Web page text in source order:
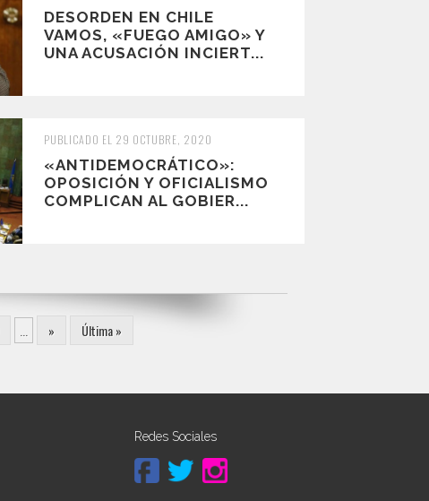
DESORDEN EN CHILE
VAMOS, «FUEGO AMIGO» Y
UNA ACUSACIÓN INCIERT...
PUBLICADO EL 29 OCTUBRE, 2020
«ANTIDEMOCRÁTICO»:
OPOSICIÓN Y OFICIALISMO
COMPLICAN AL GOBIER...
» Última »
Redes Sociales